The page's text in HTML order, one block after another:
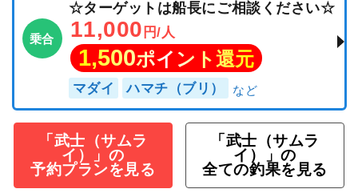
乗合
☆ターゲットは船長にご相談ください☆
11,000 円/人
1,500ポイント還元
マダイ ハマチ（ブリ）
「武士（サムラ
イ）」の
予約プランを見る
「武士（サムラ
イ）」の
全ての釣果を見る